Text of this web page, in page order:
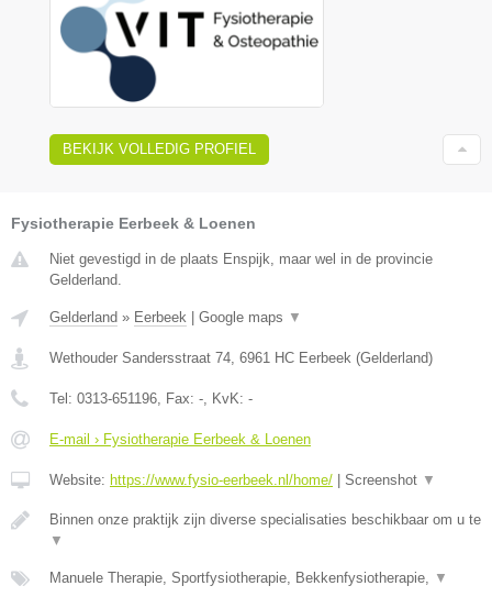
BEKIJK VOLLEDIG PROFIEL
Fysiotherapie Eerbeek & Loenen
Niet gevestigd in de plaats Enspijk, maar wel in de provincie
Gelderland.
Gelderland » Eerbeek Google maps ▼
Wethouder Sandersstraat 74, 6961 HC Eerbeek (Gelderland)
Tel: 0313-651196, Fax: -, KvK: -
E-mail › Fysiotherapie Eerbeek & Loenen
Website: https://www.fysio-eerbeek.nl/home/ Screenshot ▼
Binnen onze praktijk zijn diverse specialisaties beschikbaar om u te
▼
Manuele Therapie, Sportfysiotherapie, Bekkenfysiotherapie, ▼